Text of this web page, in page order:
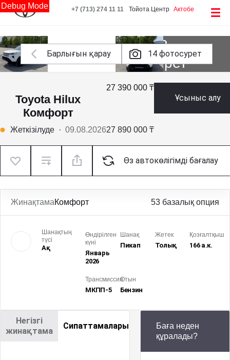
Debug Mode +7 (713) 274 11 11 Тойота Центр Актобе
Барлығын қарау 14 фотосурет
Тағы 12
фотосурет
Toyota Hilux
Комфорт
27 390 000 ₸
Жеткізілуде · 09.08.202627 890 000 ₸
Ұсыныс алу
Өз автокөлігімді бағалау
ЖинақтамаКомфорт 53 базалық опция
Шанақтың
түсі
Ақ
Өндірілген
күні
Январь
2026
Шанақ
Пикап
Жетек
Толық
Қозғалтқыш
166 а.к.
Трансмиссия
МКПП-5
Отын
Бензин
Негізгі
жинақтама
Сипаттамалары
Баға неден
құралады?